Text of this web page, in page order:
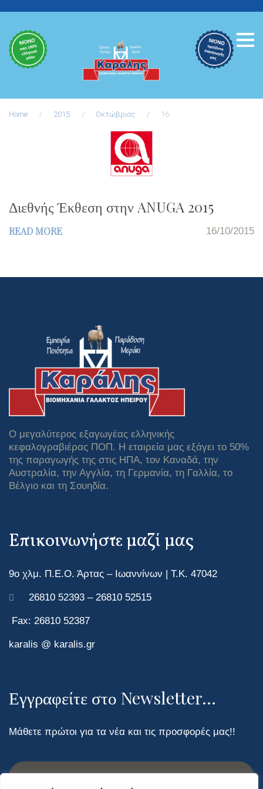
content
Home / 2015 / Οκτώβριος / 16
Ημέρα:
16
Οκτωβρίου
2015
Διεθνής Έκθεση στην ANUGA 2015
READ MORE 16/10/2015
Ο μεγαλύτερος εξαγωγέας ελληνικής
κεφαλογραβιέρας ΠΟΠ. Η εταιρεία μας εξάγει το 50%
της παραγωγής της στις ΗΠΑ, τον Καναδά, την
Αυστραλία, την Αγγλία, τη Γερμανία, τη Γαλλία, το
Βέλγιο και τη Σουηδία.
Επικοινωνήστε μαζί μας
9ο χλμ. Π.Ε.Ο. Άρτας – Ιωαννίνων | Τ.Κ. 47042
26810 52393 – 26810 52515
Fax: 26810 52387
karalis @ karalis.gr
Εγγραφείτε στο Newsletter...
Μάθετε πρώτοι για τα νέα και τις προσφορές μας!!